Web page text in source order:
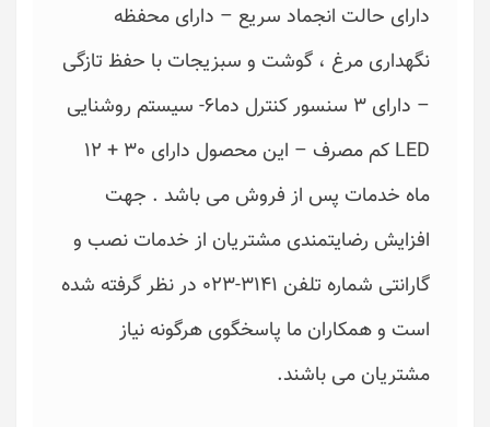
دارای حالت انجماد سریع – دارای محفظه
نگهداری مرغ ، گوشت و سبزیجات با حفظ تازگی
– دارای 3 سنسور کنترل دما6- سیستم روشنایی
LED کم مصرف – این محصول دارای 30 + 12
ماه خدمات پس از فروش می باشد . جهت
افزایش رضایتمندی مشتریان از خدمات نصب و
گارانتی شماره تلفن 3141-023 در نظر گرفته شده
است و همکاران ما پاسخگوی هرگونه نیاز
مشتریان می باشند.